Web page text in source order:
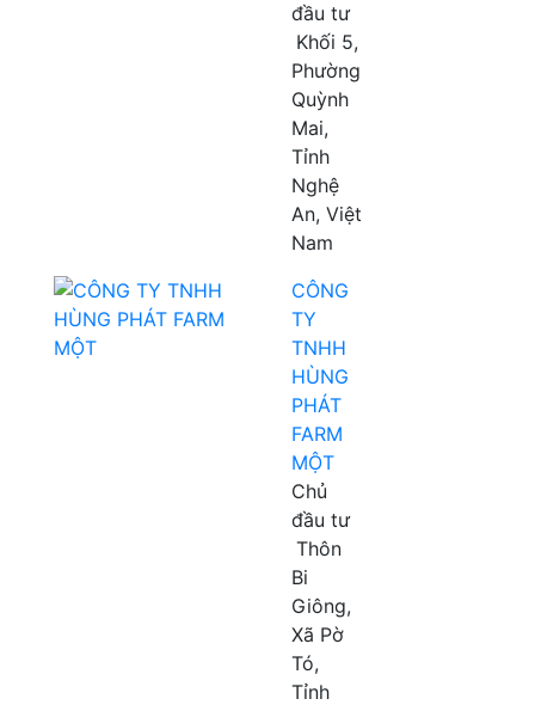
đầu tư
Khối 5,
Phường
Quỳnh
Mai,
Tỉnh
Nghệ
An, Việt
Nam
CÔNG
TY
TNHH
HÙNG
PHÁT
FARM
MỘT
Chủ
đầu tư
Thôn
Bi
Giông,
Xã Pờ
Tó,
Tỉnh